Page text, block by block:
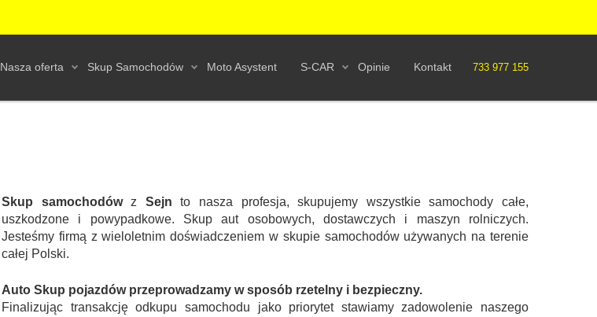
733 977 155
Nasza oferta Skup Samochodów Moto Asystent S-CAR Opinie Kontakt
Skup samochodówz Sejn to nasza profesja, skupujemy wszystkie samochody całe,
uszkodzone i powypadkowe. Skup aut osobowych, dostawczych i maszyn rolniczych.
Jesteśmy firmą z wieloletnim doświadczeniem w skupie samochodów używanych na terenie
całej Polski.
Auto Skup pojazdów przeprowadzamy w sposób rzetelny i bezpieczny.
Finalizując transakcję odkupu samochodu jako priorytet stawiamy zadowolenie naszego